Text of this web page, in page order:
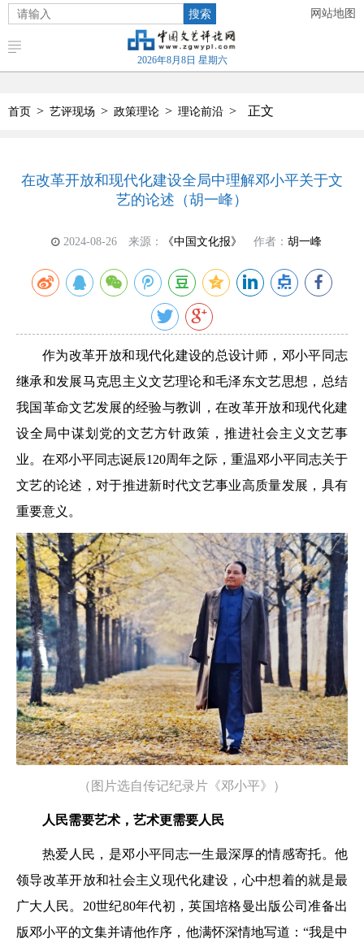
搜索 网站地图
2026年8月8日 星期六
首页 > 艺评现场 > 政策理论 > 理论前沿 > 正文
在改革开放和现代化建设全局中理解邓小平关于文
艺的论述（胡一峰）
2024-08-26 来源： 《中国文化报》 作者： 胡一峰
作为改革开放和现代化建设的总设计师，邓小平同志
继承和发展马克思主义文艺理论和毛泽东文艺思想，总结
我国革命文艺发展的经验与教训，在改革开放和现代化建
设全局中谋划党的文艺方针政策，推进社会主义文艺事
业。在邓小平同志诞辰120周年之际，重温邓小平同志关于
文艺的论述，对于推进新时代文艺事业高质量发展，具有
重要意义。
（图片选自传记纪录片《邓小平》 ）
人民需要艺术，艺术更需要人民
热爱人民，是邓小平同志一生最深厚的情感寄托。他
领导改革开放和社会主义现代化建设，心中想着的就是最
广大人民。20世纪80年代初，英国培格曼出版公司准备出
版邓小平的文集并请他作序，他满怀深情地写道：“我是中